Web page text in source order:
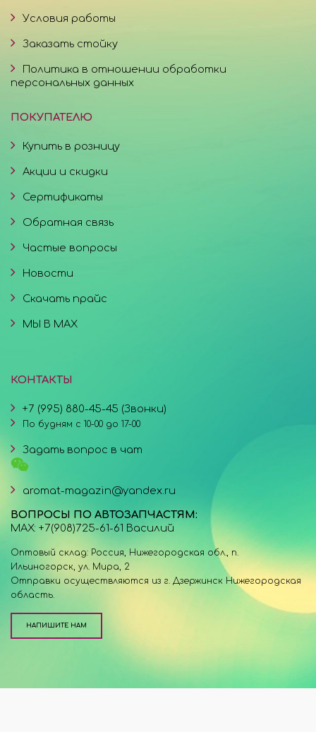
Условия работы
Заказать стойку
Политика в отношении обработки
персональных данных
ПОКУПАТЕЛЮ
Купить в розницу
Акции и скидки
Сертификаты
Обратная связь
Частые вопросы
Новости
Скачать прайс
МЫ В MAX
КОНТАКТЫ
+7 (995) 880-45-45 (Звонки)
По будням с 10-00 до 17-00
Задать вопрос в чат
aromat-magazin@yandex.ru
ВОПРОСЫ ПО АВТОЗАПЧАСТЯМ:
MAX: +7(908)725-61-61 Василий
Оптовый склад: Россия, Нижегородская обл., п.
Ильиногорск, ул. Мира, 2
Отправки осуществляются из г. Дзержинск Нижегородская
область.
НАПИШИТЕ НАМ